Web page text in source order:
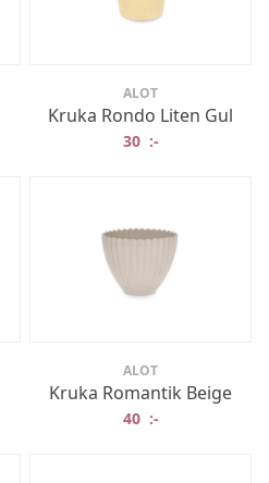
ALOT
Kruka Rondo Liten Gul
30 :-
ALOT
Kruka Romantik Beige
40 :-